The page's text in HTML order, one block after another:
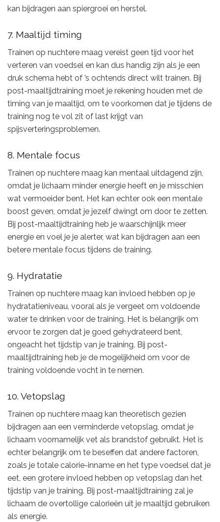
kan bijdragen aan spiergroei en herstel.
7. Maaltijd timing
Trainen op nuchtere maag vereist geen tijd voor het
verteren van voedsel en kan dus handig zijn als je een
druk schema hebt of ’s ochtends direct wilt trainen. Bij
post-maaltijdtraining moet je rekening houden met de
timing van je maaltijd, om te voorkomen dat je tijdens de
training nog te vol zit of last krijgt van
spijsverteringsproblemen.
8. Mentale focus
Trainen op nuchtere maag kan mentaal uitdagend zijn,
omdat je lichaam minder energie heeft en je misschien
wat vermoeider bent. Het kan echter ook een mentale
boost geven, omdat je jezelf dwingt om door te zetten.
Bij post-maaltijdtraining heb je waarschijnlijk meer
energie en voel je je alerter, wat kan bijdragen aan een
betere mentale focus tijdens de training.
9. Hydratatie
Trainen op nuchtere maag kan invloed hebben op je
hydratatieniveau, vooral als je vergeet om voldoende
water te drinken voor de training. Het is belangrijk om
ervoor te zorgen dat je goed gehydrateerd bent,
ongeacht het tijdstip van je training. Bij post-
maaltijdtraining heb je de mogelijkheid om voor de
training voldoende vocht in te nemen.
10. Vetopslag
Trainen op nuchtere maag kan theoretisch gezien
bijdragen aan een verminderde vetopslag, omdat je
lichaam voornamelijk vet als brandstof gebruikt. Het is
echter belangrijk om te beseffen dat andere factoren,
zoals je totale calorie-inname en het type voedsel dat je
eet, een grotere invloed hebben op vetopslag dan het
tijdstip van je training. Bij post-maaltijdtraining zal je
lichaam de overtollige calorieën uit je maaltijd gebruiken
als energie.